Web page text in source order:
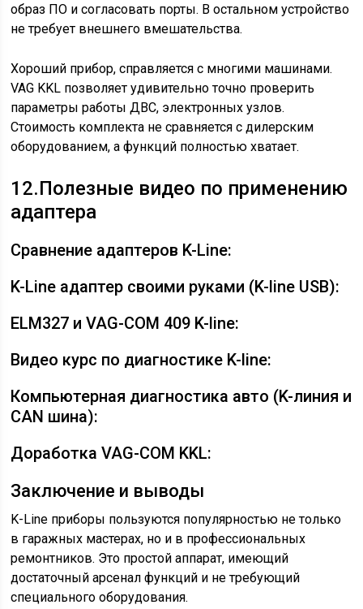
образ ПО и согласовать порты. В остальном устройство
не требует внешнего вмешательства.
Хороший прибор, справляется с многими машинами.
VAG KKL позволяет удивительно точно проверить
параметры работы ДВС, электронных узлов.
Стоимость комплекта не сравняется с дилерским
оборудованием, а функций полностью хватает.
12.Полезные видео по применению
адаптера
Сравнение адаптеров K-Line:
K-Line адаптер своими руками (K-line USB):
ELM327 и VAG-COM 409 K-line:
Видео курс по диагностике K-line:
Компьютерная диагностика авто (K-линия и
CAN шина):
Доработка VAG-COM KKL:
Заключение и выводы
K-Line приборы пользуются популярностью не только
в гаражных мастерах, но и в профессиональных
ремонтников. Это простой аппарат, имеющий
достаточный арсенал функций и не требующий
специального оборудования.